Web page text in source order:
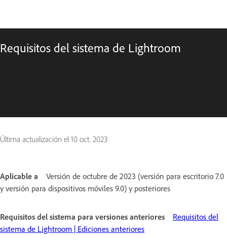
Requisitos del sistema de Lightroom
Última actualización el 10 oct. 2023
Aplicable a
Versión de octubre de 2023 (versión para escritorio 7.0
y versión para dispositivos móviles 9.0) y posteriores
Requisitos del sistema para versiones anteriores
Requisitos del
sistema de Lightroom | Ediciones anteriores